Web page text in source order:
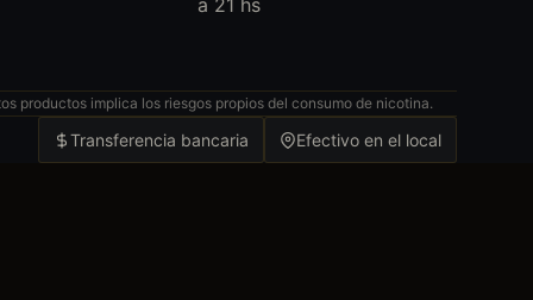
a 21 hs
productos implica los riesgos propios del consumo de nicotina.
Transferencia bancaria Efectivo en el local